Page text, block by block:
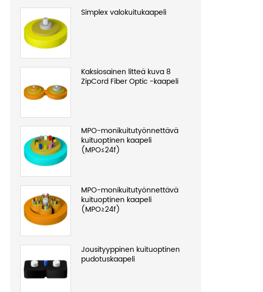
Simplex valokuitukaapeli
Kaksiosainen litteä kuva 8
ZipCord Fiber Optic -kaapeli
MPO-monikuitutyönnettävä
kuituoptinen kaapeli
(MPO≤24f)
MPO-monikuitutyönnettävä
kuituoptinen kaapeli
(MPO≥24f)
Jousityyppinen kuituoptinen
pudotuskaapeli